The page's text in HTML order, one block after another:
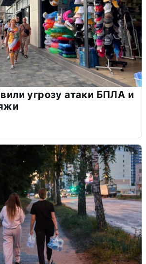
угрозу атаки БПЛА и